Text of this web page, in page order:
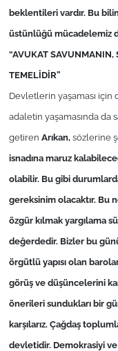
beklentileri vardır. Bu
üstünlüğü mücadelemiz
“AVUKAT
TEMELİDİR”
Devletlerin yaşaması için
adaletin yaşamasında
getiren Arıkan,sözlerine
isnadına maruz
olabilir. Bu gibi
gereksinim olacaktır. Bu
özgür kılmak yargılama
değerdedir. Bizler bu
örgütlü yapısı olan
görüş ve düşüncelerini
önerileri sundukları bir
karşılarız. Çağdaş
devletidir. Demokrasiyi
Politika
Flaş Haber
Magazin
İş Dünyası
English News
Canlı Maç
Finans
Genel-A